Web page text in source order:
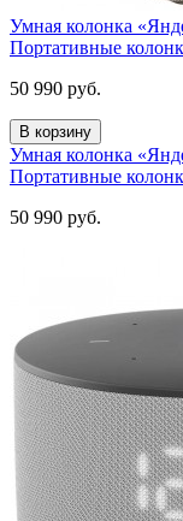
Умная колонка
Портативные
50 990 руб.
В корзину
Умная колонка
Портативные
50 990 руб.